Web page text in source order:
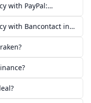
with PayPal:
with Bancontact in